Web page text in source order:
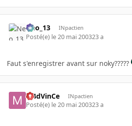
Neo_13 INpactien
Posté(e) le 20 mai 200323 a
Faut s'enregistrer avant sur noky?????
M4dVinCe INpactien
Posté(e) le 20 mai 200323 a